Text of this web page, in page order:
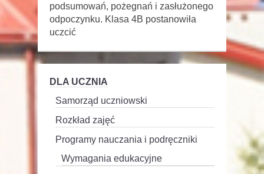
podsumowań, pożegnań i zasłużonego
odpoczynku. Klasa 4B postanowiła
uczcić
DLA UCZNIA
Samorząd uczniowski
Rozkład zajęć
Programy nauczania i podręczniki
Wymagania edukacyjne